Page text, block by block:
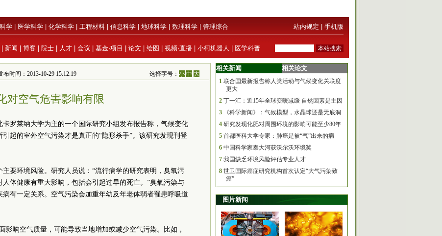
学 医学科学 化学科学 工程材料 信息科学 地球科学 数理科学 管理综合 站内规定 手机版
新闻 博客 院士 人才 会议 基金·项目 论文 绘图 视频·直播 小柯机器人 医学科普
时间：2013-10-29 15:12:19 选择字号：小 中 大
对空气危害影响有限
罗莱纳大学为主的一个国际研究小组发布报告称，气候变化
起的室外空气污染才是真正的“隐形杀手”。该研究发现刊登
要环境风险。研究人员说：“流行病学的研究表明，臭氧污
体健康有重大影响，包括会引起过早的死亡。”臭氧污染与
有一定关系。空气污染会加重年幼及年老体弱者罹患呼吸道
影响空气质量，可能导致当地增加或减少空气污染。比如，
相关新闻 相关论文
1 联合国最新报告称人类活动与气候变化关联度
更大
2 丁一汇：近15年全球变暖减缓 自然因素是主因
3
《科学新闻》：气候模型，水晶球还是无底洞
4 研究发现化肥对周围环境的影响可能至少80年
5 首都医科大学专家：肺癌是被“气”出来的病
6 中国科学家秦大河获沃尔沃环境奖
7 我国缺乏环境风险评估专业人才
8 世卫国际癌症研究机构首次认定“大气污染致
癌”
图片新闻